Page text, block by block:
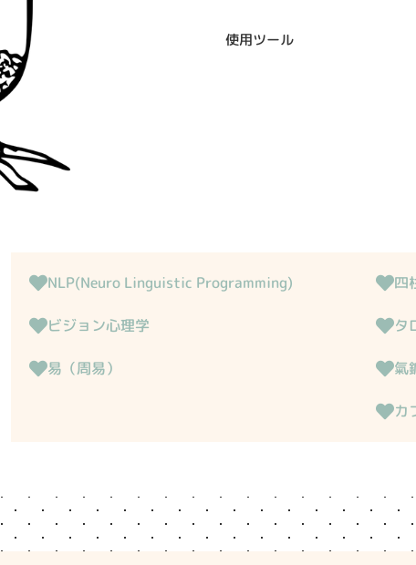
使用ツール
NLP(Neuro Linguistic Programming)
ビジョン心理学​
易（周易）​
四
タ
氣
カ